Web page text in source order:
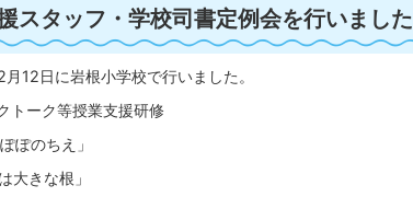
スタッフ・学校司書定例会を行いました
12日に岩根小学校で行いました。
トーク等授業支援研修
ぽのちえ」
大きな根」